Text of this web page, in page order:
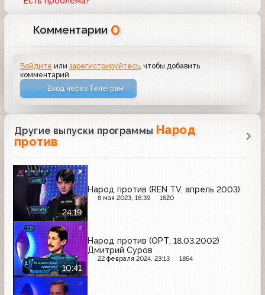
Комментарии 0
Войдите илизарегистрируйтесь , чтобы добавить
комментарий
Вход через Телеграм
Другие выпуски программы Народ
против
24:19
Народ против (REN TV, апрель 2003)
8 мая 2023, 16:39 1620
10:41
Народ против (ОРТ, 18.03.2002)
Дмитрий Суров
22 февраля 2024, 23:13 1854